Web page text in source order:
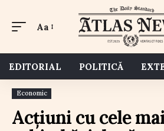
Aa
EDITORIAL POLITICĂ
Economic
Acțiuni cu cele